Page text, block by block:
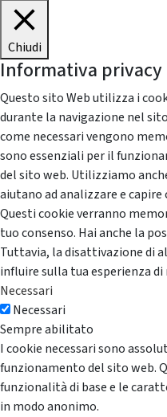
Chiudi
Informativa privacy
Questo sito Web utilizza i
durante la navigazione nel
come necessari vengono
sono essenziali per il
del sito web. Utilizziamo
aiutano ad analizzare e
Questi cookie verranno
tuo consenso. Hai anche la
Tuttavia, la disattivazione di
influire sulla tua esperienza di
Necessari
Necessari
Sempre abilitato
I cookie necessari sono
funzionamento del sito web.
funzionalità di base e le
in modo anonimo.